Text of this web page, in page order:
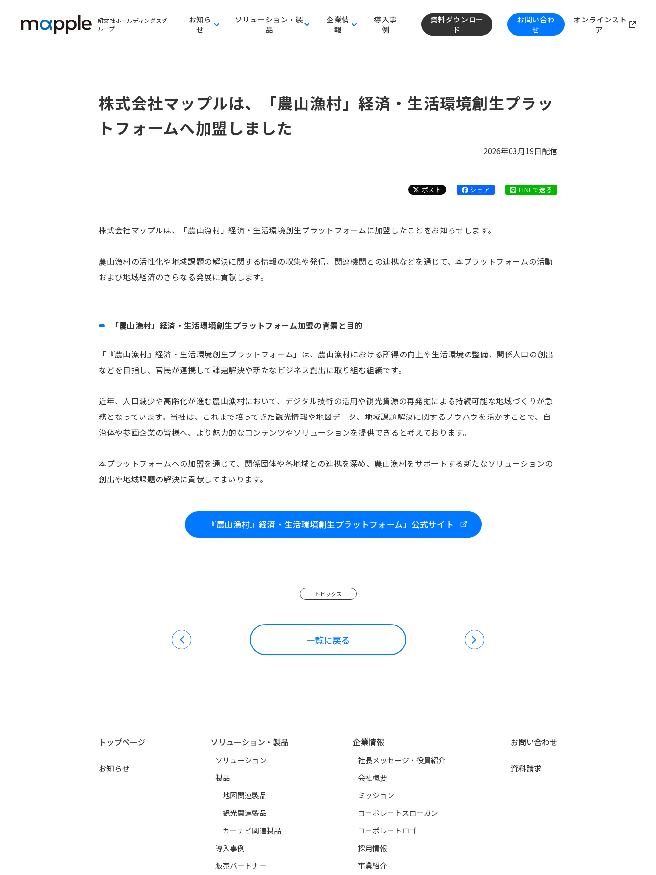
昭文社ホールディングスグ
ループ
お知ら
せ
ソリューション・製
品
企業情
報
導入事
例
資料ダウンロー
ド
お問い合わ
せ
オンラインスト
ア
株式会社マップルは、「農山漁村」経済・生活環境創生プラッ
トフォームへ加盟しました
2026年03月19日配信
ポスト シェア LINEで送る
株式会社マップルは、「農山漁村」経済・生活環境創生プラットフォームに加盟したことをお知らせします。
農山漁村の活性化や地域課題の解決に関する情報の収集や発信、関連機関との連携などを通じて、本プラットフォームの活動
および地域経済のさらなる発展に貢献します。
「農山漁村」経済・生活環境創生プラットフォーム加盟の背景と目的
「『農山漁村』経済・生活環境創生プラットフォーム」は、農山漁村における所得の向上や生活環境の整備、関係人口の創出
などを目指し、官民が連携して課題解決や新たなビジネス創出に取り組む組織です。
近年、人口減少や高齢化が進む農山漁村において、デジタル技術の活用や観光資源の再発掘による持続可能な地域づくりが急
務となっています。当社は、これまで培ってきた観光情報や地図データ、地域課題解決に関するノウハウを活かすことで、自
治体や参画企業の皆様へ、より魅力的なコンテンツやソリューションを提供できると考えております。
本プラットフォームへの加盟を通じて、関係団体や各地域との連携を深め、農山漁村をサポートする新たなソリューションの
創出や地域課題の解決に貢献してまいります。
「『農山漁村』経済・生活環境創生プラットフォーム」公式サイト
トピックス
一覧に戻る
トップページ
お知らせ
ソリューション・製品
ソリューション
製品
地図関連製品
観光関連製品
カーナビ関連製品
導入事例
販売パートナー
企業情報
社長メッセージ・役員紹介
会社概要
ミッション
コーポレートスローガン
コーポレートロゴ
採用情報
事業紹介
お問い合わせ
資料請求